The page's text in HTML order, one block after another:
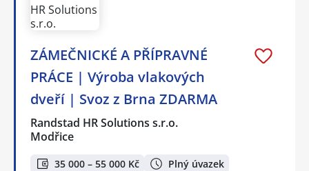
ZÁMEČNICKÉ A PŘÍPRAVNÉ
PRÁCE | Výroba vlakových
dveří | Svoz z Brna ZDARMA
Randstad HR Solutions s.r.o.
Modřice
35 000 – 55 000 Kč Plný úvazek